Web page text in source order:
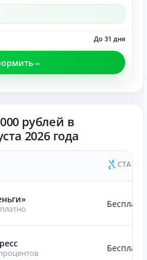
До 31 дня
рублей в
2026 года
СТАВКА